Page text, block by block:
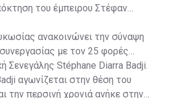
του έμπειρου Στέφαν
ανακοινώνει την σύναψη
με τον 25 φορές
Σενεγάλης Stéphane Diarra Badji.
αγωνίζεται στην θέση του
την περσινή χρονιά ανήκε στην